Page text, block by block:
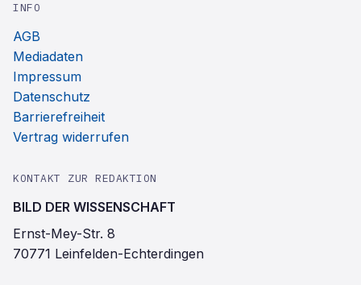
INFO
AGB
Mediadaten
Impressum
Datenschutz
Barrierefreiheit
Vertrag widerrufen
KONTAKT ZUR REDAKTION
BILD DER WISSENSCHAFT
Ernst-Mey-Str. 8
70771 Leinfelden-Echterdingen